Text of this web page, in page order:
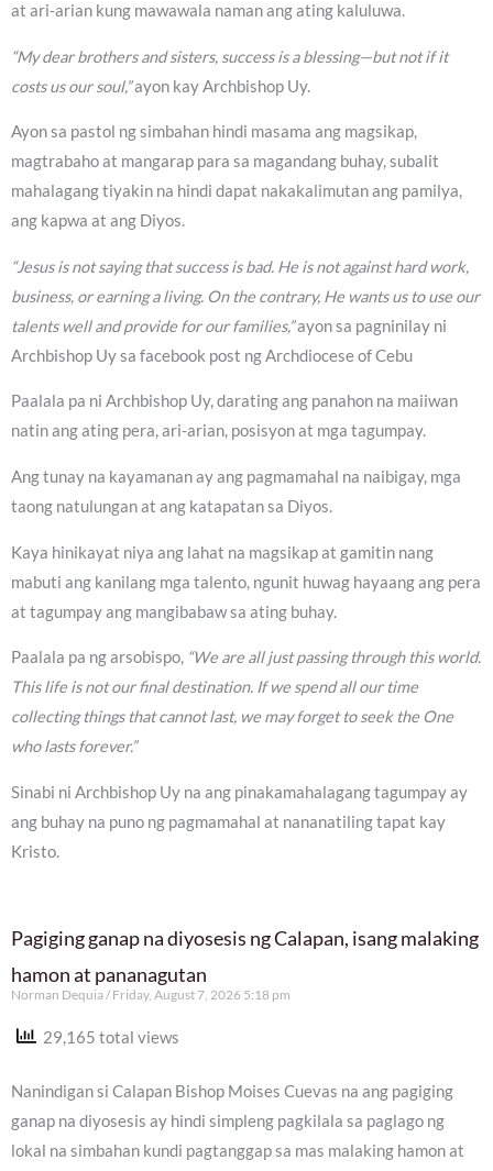
at ari-arian kung mawawala naman ang ating kaluluwa.
“My dear brothers and sisters, success is a blessing—but not if it
costs us our soul,”ayon kay Archbishop Uy.
Ayon sa pastol ng simbahan hindi masama ang magsikap,
magtrabaho at mangarap para sa magandang buhay, subalit
mahalagang tiyakin na hindi dapat nakakalimutan ang pamilya,
ang kapwa at ang Diyos.
“Jesus is not saying that success is bad. He is not against hard work,
business, or earning a living. On the contrary, He wants us to use our
talents well and provide for our families,”ayon sa pagninilay ni
Archbishop Uy sa facebook post ng Archdiocese of Cebu
Paalala pa ni Archbishop Uy, darating ang panahon na maiiwan
natin ang ating pera, ari-arian, posisyon at mga tagumpay.
Ang tunay na kayamanan ay ang pagmamahal na naibigay, mga
taong natulungan at ang katapatan sa Diyos.
Kaya hinikayat niya ang lahat na magsikap at gamitin nang
mabuti ang kanilang mga talento, ngunit huwag hayaang ang pera
at tagumpay ang mangibabaw sa ating buhay.
Paalala pa ng arsobispo, “We are all just passing through this world.
This life is not our final destination. If we spend all our time
collecting things that cannot last, we may forget to seek the One
who lasts forever.”
Sinabi ni Archbishop Uy na ang pinakamahalagang tagumpay ay
ang buhay na puno ng pagmamahal at nananatiling tapat kay
Kristo.
Pagiging ganap na diyosesis ng Calapan, isang malaking
hamon at pananagutan
Norman Dequia Friday, August 7, 2026 5:18 pm
29,165 total views
Nanindigan si Calapan Bishop Moises Cuevas na ang pagiging
ganap na diyosesis ay hindi simpleng pagkilala sa paglago ng
lokal na simbahan kundi pagtanggap sa mas malaking hamon at